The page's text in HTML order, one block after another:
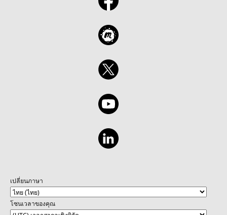
เปลี่ยนภาษา
โซนเวลาของคุณ